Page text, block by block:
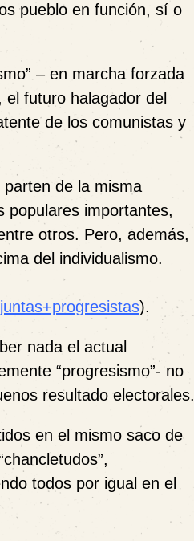
pueblo en función, sí o
– en marcha forzada
futuro halagador del
de los comunistas y
de la misma
populares importantes,
otros. Pero, además,
del individualismo.
).
nada el actual
“progresismo”- no
resultado electorales.
en el mismo saco de
todos por igual en el